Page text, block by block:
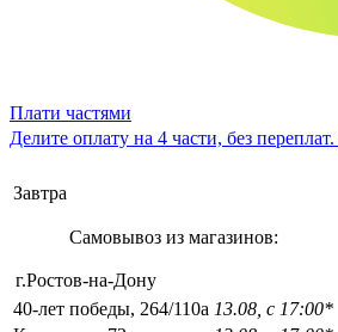
Плати частями
Делите оплату на 4 части, без переплат.
Завтра
Самовывоз из магазинов:
г.Ростов-на-Дону
40-лет победы, 264/110а 13.08, с 17:00*